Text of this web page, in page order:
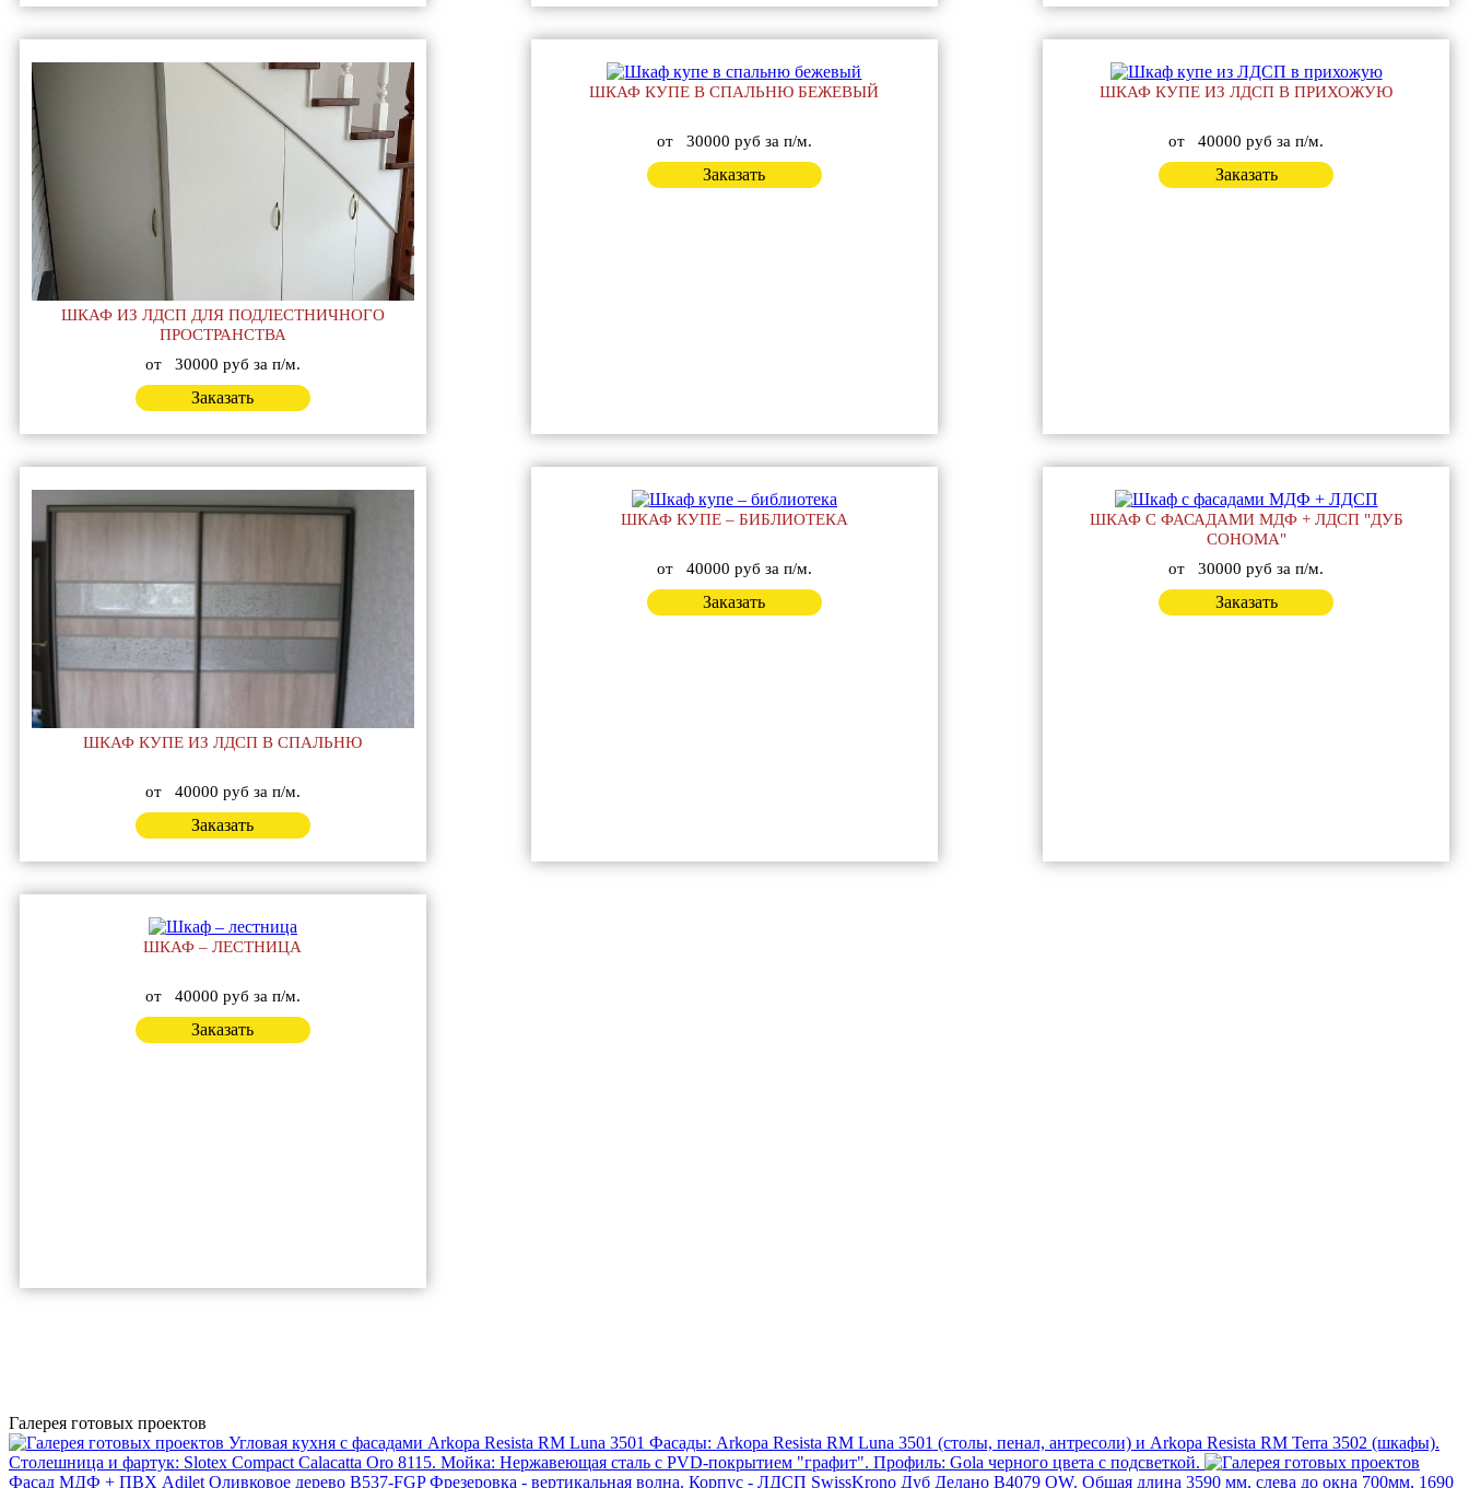
ШКАФ ИЗ ЛДСП ДЛЯ ПОДЛЕСТНИЧНОГО
ПРОСТРАНСТВА
от
30000 руб за п/м.
Заказать
ШКАФ КУПЕ В СПАЛЬНЮ БЕЖЕВЫЙ
от 30000 руб за п/м.
Заказать
ШКАФ КУПЕ ИЗ ЛДСП В ПРИХОЖУЮ
от 40000 руб за п/м.
Заказать
ШКАФ КУПЕ ИЗ ЛДСП В СПАЛЬНЮ
от 40000 руб за п/м.
Заказать
ШКАФ КУПЕ – БИБЛИОТЕКА
от 40000 руб за п/м.
Заказать
ШКАФ С ФАСАДАМИ МДФ + ЛДСП "ДУБ
СОНОМА"
от
30000 руб за п/м.
Заказать
ШКАФ – ЛЕСТНИЦА
от 40000 руб за п/м.
Заказать
Галерея готовых проектов
Угловая кухня с фасадами Arkopa Resista RM Luna 3501 Фасады: Arkopa Resista RM Luna 3501 (столы, пенал, антресоли) и Arkopa Resista RM Terra 3502 (шкафы).
Столешница и фартук: Slotex Compact Calacatta Oro 8115. Мойка: Нержавеющая сталь с PVD-покрытием "графит". Профиль: Gola черного цвета с подсветкой.
Фасад МДФ + ПВХ Adilet Оливковое дерево B537-FGP Фрезеровка - вертикальная волна. Корпус - ЛДСП SwissKrono Дуб Делано В4079 OW. Общая длина 3590 мм, слева до окна 700мм, 1690